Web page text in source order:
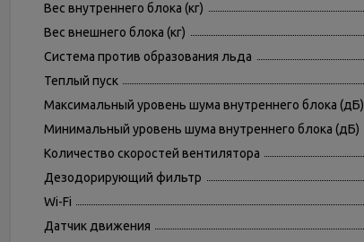
Вес внутреннего блока (кг)
Вес внешнего блока (кг)
Система против образования льда
Теплый пуск
Максимальный уровень шума внутреннего блока (дБ)
Минимальный уровень шума внутреннего блока (дБ)
Количество скоростей вентилятора
Дезодорирующий фильтр
Wi-Fi
Датчик движения